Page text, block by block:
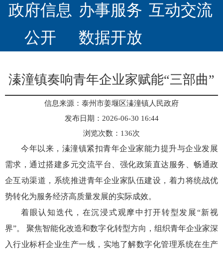
政府信息
公开
办事服务 互动交流
数据开放
溱潼镇奏响青年企业家赋能“三部曲”
信息来源：泰州市姜堰区溱潼镇人民政府
发布日期：2026-06-30 16:44
浏览次数： 136次
今年以来，溱潼镇紧扣青年企业家能力提升与企业发展
需求，通过搭建多元交流平台、强化政策直达服务、畅通政
企互动渠道，系统推进青年企业家队伍建设，着力将统战优
势转化为服务经济高质量发展的实际成效。
着眼认知迭代，在沉浸式观摩中打开转型发展“新视
界”。 聚焦智能化改造和数字化转型方向，组织青年企业家深
入行业标杆企业生产一线，实地了解数字化管理系统在生产